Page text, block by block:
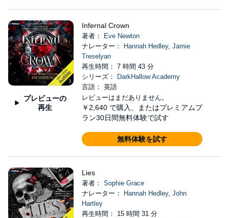
プレビューの
再生
Infernal Crown
著者：
Eve Newton
ナレーター：
Hannah Hedley, Jamie
Treselyan
再生時間： 7 時間 43 分
シリーズ：
DarkHallow Academy
言語： 英語
レビューはまだありません。
￥2,640 で購入、またはプレミアムプ
ラン30日間無料体験で試す
無料体験を試す
Lies
著者： Sophie Grace
ナレーター：
Hannah Hedley, John
Hartley
再生時間： 15 時間 31 分